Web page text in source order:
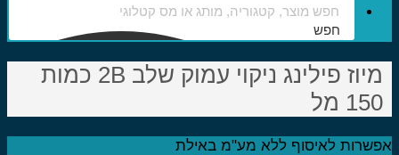
חפש
מיוז פילינג ניקוי עמוק שלב 2B כמות
מל
לאיסוף ללא מע"מ באילת